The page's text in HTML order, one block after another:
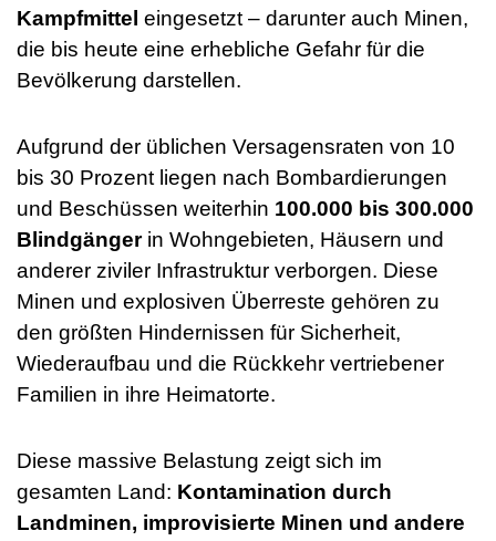
Kampfmittel eingesetzt – darunter auch Minen,
die bis heute eine erhebliche Gefahr für die
Bevölkerung darstellen.
Aufgrund der üblichen Versagensraten von 10
bis 30 Prozent liegen nach Bombardierungen
und Beschüssen weiterhin 100.000 bis 300.000
Blindgängerin Wohngebieten, Häusern und
anderer ziviler Infrastruktur verborgen. Diese
Minen und explosiven Überreste gehören zu
den größten Hindernissen für Sicherheit,
Wiederaufbau und die Rückkehr vertriebener
Familien in ihre Heimatorte.
Diese massive Belastung zeigt sich im
gesamten Land: Kontamination durch
Landminen, improvisierte Minen und andere